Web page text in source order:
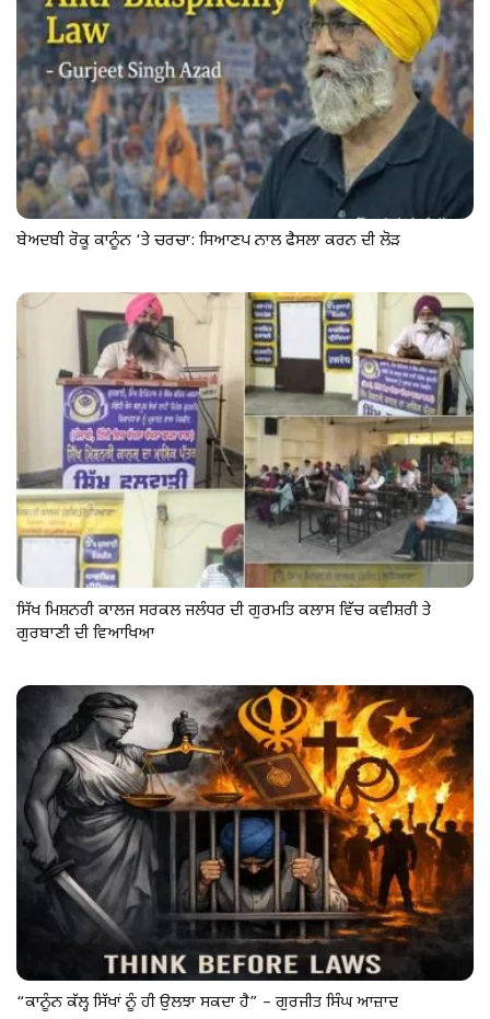
ਬੇਅਦਬੀ ਰੋਕੂ ਕਾਨੂੰਨ ‘ਤੇ ਚਰਚਾ: ਸਿਆਣਪ ਨਾਲ ਫੈਸਲਾ ਕਰਨ ਦੀ ਲੋੜ
ਸਿੱਖ ਮਿਸ਼ਨਰੀ ਕਾਲਜ ਸਰਕਲ ਜਲੰਧਰ ਦੀ ਗੁਰਮਤਿ ਕਲਾਸ ਵਿੱਚ ਕਵੀਸ਼ਰੀ ਤੇ
ਗੁਰਬਾਣੀ ਦੀ ਵਿਆਖਿਆ
“ਕਾਨੂੰਨ ਕੱਲ੍ਹ ਸਿੱਖਾਂ ਨੂੰ ਹੀ ਉਲਝਾ ਸਕਦਾ ਹੈ” – ਗੁਰਜੀਤ ਸਿੰਘ ਆਜ਼ਾਦ